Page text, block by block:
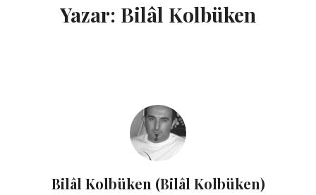
Yazar: Bilâl Kolbüken
Bilâl Kolbüken (Bilâl Kolbüken)